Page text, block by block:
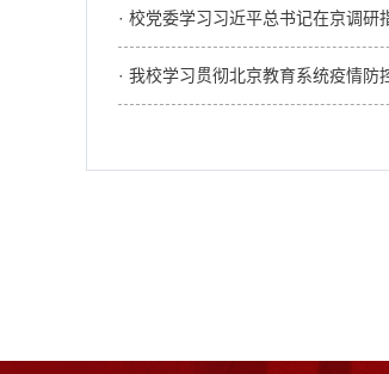
· 校党委学习习近平总书记在京调
· 我校学习贯彻北京教育系统疫情防